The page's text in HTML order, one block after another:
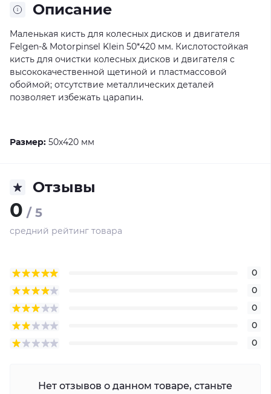
Описание
Маленькая кисть для колесных дисков и двигателя
Felgen-& Motorpinsel Klein 50*420 мм. Кислотостойкая
кисть для очистки колесных дисков и двигателя с
высококачественной щетиной и пластмассовой
обоймой; отсутствие металлических деталей
позволяет избежать царапин.
Размер: 50х420 мм
Отзывы
0 / 5
средний рейтинг товара
0
0
0
0
0
Нет отзывов о данном товаре, станьте